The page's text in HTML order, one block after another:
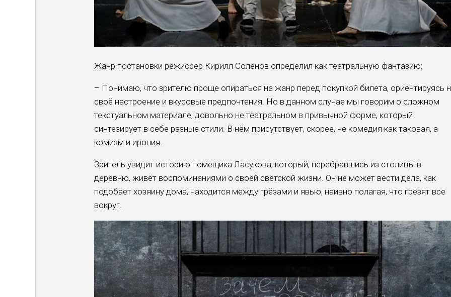
Жанр постановки режиссёр Кирилл Солёнов определил как театральную фантазию:
– Понимаю, что зрителю проще опираться на жанр перед покупкой билета, ориентируясь
своё настроение и вкусовые предпочтения. Но в данном случае мы говорим о сложном
текстуальном материале, довольно не театральном в привычной форме, который
синтезирует в себе разные стили. В нём присутствует, скорее, не комедия как таковая, а
комизм и ирония.
Зритель увидит историю помещика Ласукова, который, перебравшись из столицы в
деревню, живёт воспоминаниями о своей светской жизни. Он не может вести дела, как
подобает хозяину дома, находится между грёзами и явью, наивно полагая, что грезят все
вокруг.